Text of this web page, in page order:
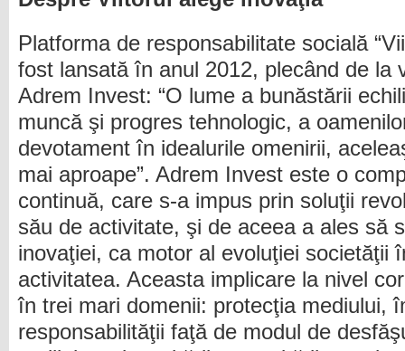
Platforma de responsabilitate socială
fost lansată în anul 2012, plecând de la
Adrem Invest: “O lume a bunăstării
muncă şi progres tehnologic, a
devotament în idealurile omenirii,
mai aproape”. Adrem Invest este o
continuă, care s-a impus prin soluţii
său de activitate, şi de aceea a ales să
inovaţiei, ca motor al evoluţiei societăţii
activitatea. Aceasta implicare la nivel
în trei mari domenii: protecţia mediului,
responsabilităţii faţă de modul de